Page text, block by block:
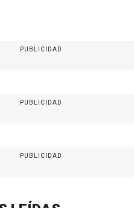
PUBLICIDAD
PUBLICIDAD
PUBLICIDAD